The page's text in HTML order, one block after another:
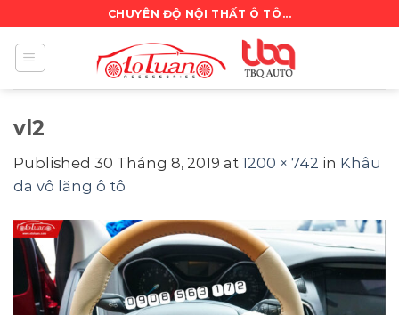
content
CHUYÊN ĐỘ NỘI THẤT Ô TÔ...
vl2
Published 30 Tháng 8, 2019 at 1200 × 742 in Khâu
da vô lăng ô tô